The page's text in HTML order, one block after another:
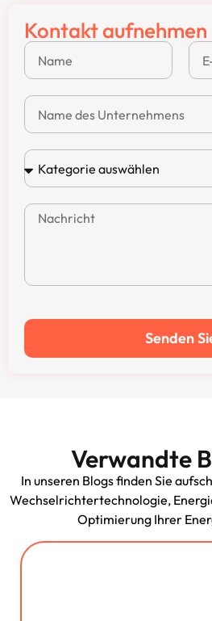
Kontakt aufnehmen
Senden
Verwandte
In unseren Blogs finden Sie
Wechselrichtertechnologie,
Optimierung Ihrer